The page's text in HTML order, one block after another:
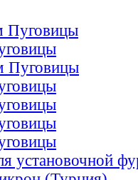
Пуговицы
Пуговицы
установочной